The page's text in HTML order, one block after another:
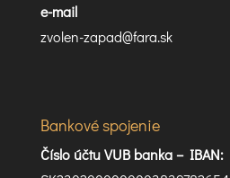
e-mail
zvolen-zapad@fara.sk
Bankové spojenie
Číslo účtu VUB banka – IBAN: